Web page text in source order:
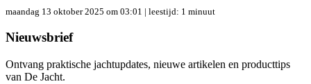
maandag 13 oktober 2025 om 03:01 | leestijd: 1 minuut
Nieuwsbrief
Ontvang praktische jachtupdates, nieuwe artikelen en producttips
van De Jacht.